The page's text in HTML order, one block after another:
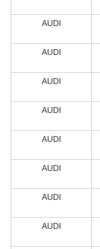
AUDI
AUDI
AUDI
AUDI
AUDI
AUDI
AUDI
AUDI